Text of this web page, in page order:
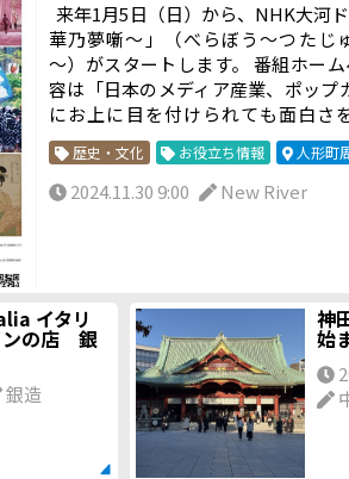
来年1月5日（日）から、NHK大河
華乃夢噺～」（べらぼう～つたじ
～）がスタートします。 番組ホー
容は「日本のメディア産業、ポッ
にお上に目を付けられても面白さ
重”こと蔦屋重三郎の波乱万丈の
た“痛快”エンターテインメントドラ
す。 そして、2月1日（土）には、
グは、いつもと趣向を変え、「受
7回 中央区観光検定 “蔦重” 予想問
t１）」と題し、来年2月の試験問
試みをしてみました。 ついては、
たので、この Part１では予想問題
る過去問も5問ご紹介したいと思い
そして皆さまの試験勉強にお役立て
歴史・文化 お役立ち情報 人形町
2024.11.30 9:00 New River
イタリ
ンの店 銀
銀造
神
始